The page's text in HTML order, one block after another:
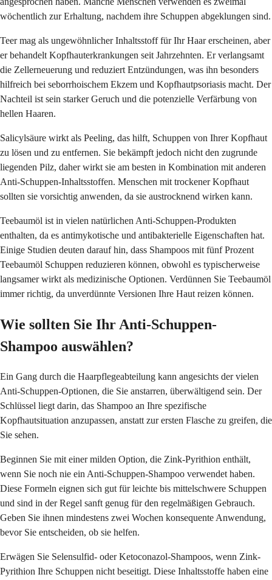
wöchentlich zur Erhaltung, nachdem ihre Schuppen abgeklungen sind.
Teer mag als ungewöhnlicher Inhaltsstoff für Ihr Haar erscheinen, aber
er behandelt Kopfhauterkrankungen seit Jahrzehnten. Er verlangsamt
die Zellerneuerung und reduziert Entzündungen, was ihn besonders
hilfreich bei seborrhoischem Ekzem und Kopfhautpsoriasis macht. Der
Nachteil ist sein starker Geruch und die potenzielle Verfärbung von
hellen Haaren.
Salicylsäure wirkt als Peeling, das hilft, Schuppen von Ihrer Kopfhaut
zu lösen und zu entfernen. Sie bekämpft jedoch nicht den zugrunde
liegenden Pilz, daher wirkt sie am besten in Kombination mit anderen
Anti-Schuppen-Inhaltsstoffen. Menschen mit trockener Kopfhaut
sollten sie vorsichtig anwenden, da sie austrocknend wirken kann.
Teebaumöl ist in vielen natürlichen Anti-Schuppen-Produkten
enthalten, da es antimykotische und antibakterielle Eigenschaften hat.
Einige Studien deuten darauf hin, dass Shampoos mit fünf Prozent
Teebaumöl Schuppen reduzieren können, obwohl es typischerweise
langsamer wirkt als medizinische Optionen. Verdünnen Sie Teebaumöl
immer richtig, da unverdünnte Versionen Ihre Haut reizen können.
Wie sollten Sie Ihr Anti-Schuppen-
Shampoo auswählen?
Ein Gang durch die Haarpflegeabteilung kann angesichts der vielen
Anti-Schuppen-Optionen, die Sie anstarren, überwältigend sein. Der
Schlüssel liegt darin, das Shampoo an Ihre spezifische
Kopfhautsituation anzupassen, anstatt zur ersten Flasche zu greifen, die
Sie sehen.
Beginnen Sie mit einer milden Option, die Zink-Pyrithion enthält,
wenn Sie noch nie ein Anti-Schuppen-Shampoo verwendet haben.
Diese Formeln eignen sich gut für leichte bis mittelschwere Schuppen
und sind in der Regel sanft genug für den regelmäßigen Gebrauch.
Geben Sie ihnen mindestens zwei Wochen konsequente Anwendung,
bevor Sie entscheiden, ob sie helfen.
Erwägen Sie Selensulfid- oder Ketoconazol-Shampoos, wenn Zink-
Pyrithion Ihre Schuppen nicht beseitigt. Diese Inhaltsstoffe haben eine